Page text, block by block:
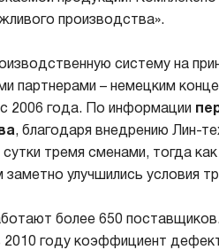
производства».
систему на
партнерами – немецким
2006 года. По информации
, благодаря внедрению Лин-
тремя сменами, тогда
улучшились условия
более 650
2010 году коэффициент